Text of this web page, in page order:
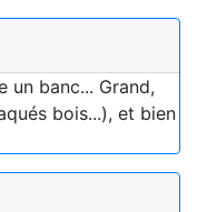
un banc... Grand,
bois...), et bien